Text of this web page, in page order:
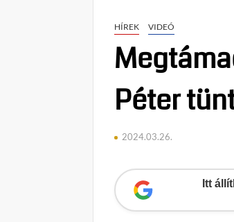
HÍREK VIDEÓ
Péter
2024.03.26.
Itt